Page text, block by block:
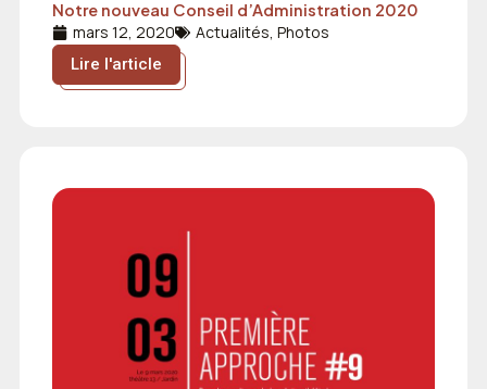
Notre nouveau Conseil d’Administration 2020
mars 12, 2020 Actualités,Photos
Lire l'article